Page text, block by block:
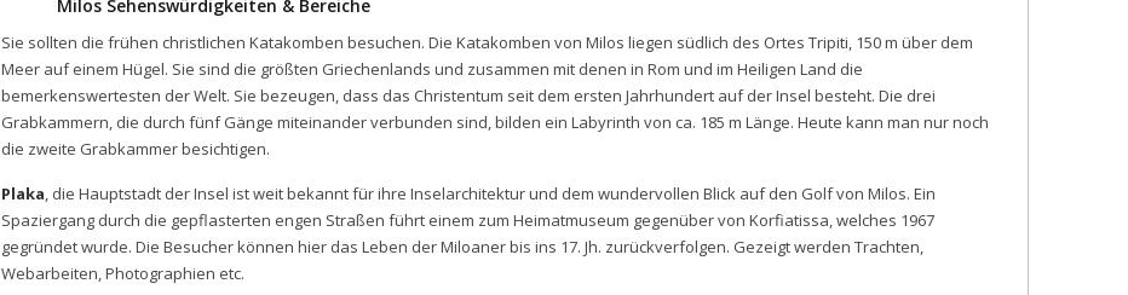
Milos Sehenswürdigkeiten & Bereiche
Sie sollten die frühen christlichen Katakomben besuchen. Die Katakomben von Milos liegen südlich des Ortes Tripiti, 150 m über dem
Meer auf einem Hügel. Sie sind die größten Griechenlands und zusammen mit denen in Rom und im Heiligen Land die
bemerkenswertesten der Welt. Sie bezeugen, dass das Christentum seit dem ersten Jahrhundert auf der Insel besteht. Die drei
Grabkammern, die durch fünf Gänge miteinander verbunden sind, bilden ein Labyrinth von ca. 185 m Länge. Heute kann man nur noch
die zweite Grabkammer besichtigen.
Plaka, die Hauptstadt der Insel ist weit bekannt für ihre Inselarchitektur und dem wundervollen Blick auf den Golf von Milos. Ein
Spaziergang durch die gepflasterten engen Straßen führt einem zum Heimatmuseum gegenüber von Korfiatissa, welches 1967
gegründet wurde. Die Besucher können hier das Leben der Miloaner bis ins 17. Jh. zurückverfolgen. Gezeigt werden Trachten,
Webarbeiten, Photographien etc.